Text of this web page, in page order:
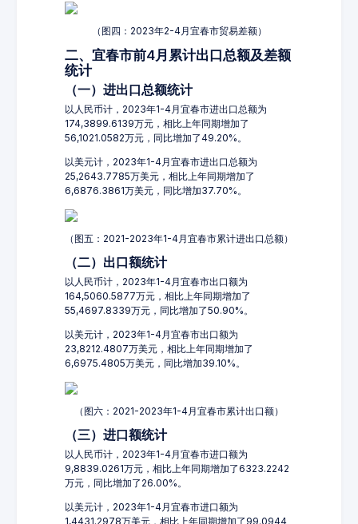
（图四：2023年2-4月宜春市贸易差额）
二、宜春市前4月累计出口总额及差额
统计
（一）进出口总额统计
以人民币计，2023年1-4月宜春市进出口总额为
174,3899.6139万元，相比上年同期增加了
56,1021.0582万元，同比增加了49.20%。
以美元计，2023年1-4月宜春市进出口总额为
25,2643.7785万美元，相比上年同期增加了
6,6876.3861万美元，同比增加37.70%。
（图五：2021-2023年1-4月宜春市累计进出口总额）
（二）出口额统计
以人民币计，2023年1-4月宜春市出口额为
164,5060.5877万元，相比上年同期增加了
55,4697.8339万元，同比增加了50.90%。
以美元计，2023年1-4月宜春市出口额为
23,8212.4807万美元，相比上年同期增加了
6,6975.4805万美元，同比增加39.10%。
（图六：2021-2023年1-4月宜春市累计出口额）
（三）进口额统计
以人民币计，2023年1-4月宜春市进口额为
9,8839.0261万元，相比上年同期增加了6323.2242
万元，同比增加了26.00%。
以美元计，2023年1-4月宜春市进口额为
1,4431.2978万美元，相比上年同期增加了99.0944